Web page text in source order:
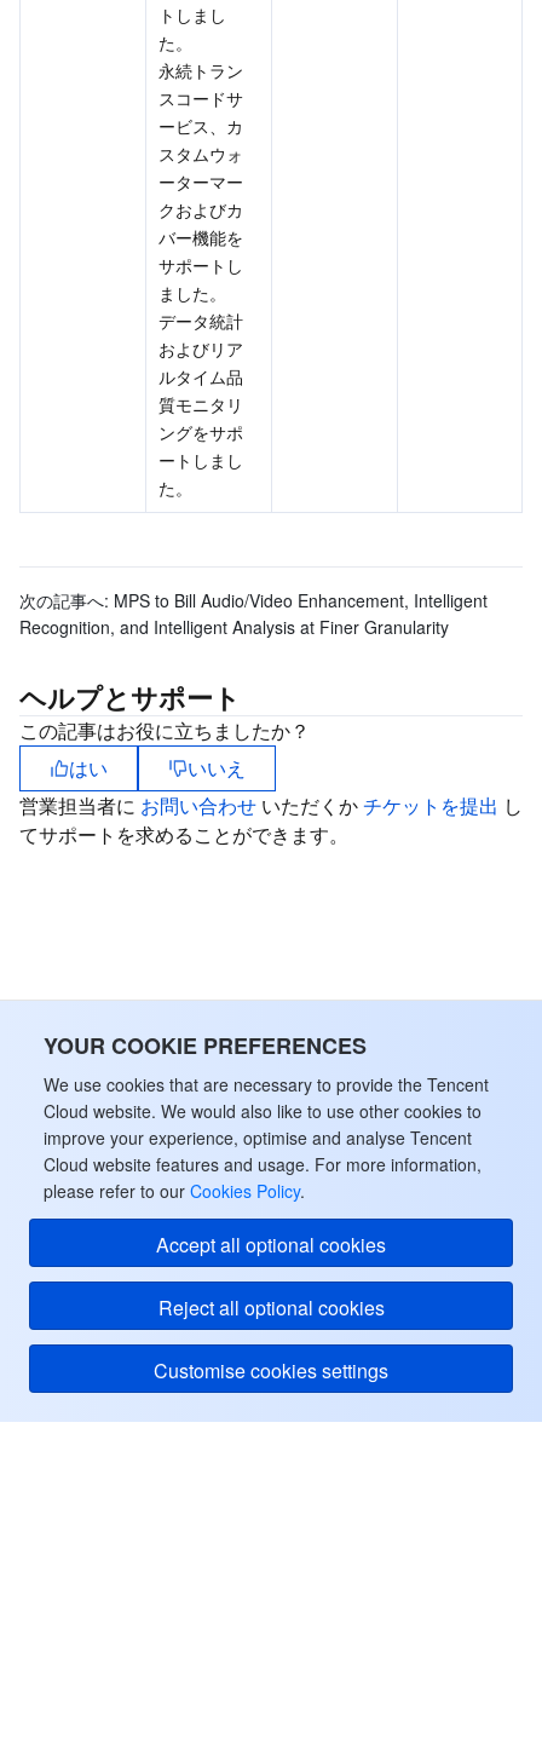
YOUR COOKIE PREFERENCES
We use cookies that are necessary to provide the Tencent
Cloud website. We would also like to use other cookies to
improve your experience, optimise and analyse Tencent
Cloud website features and usage. For more information,
please refer to our Cookies Policy.
Accept all optional cookies
Reject all optional cookies
Customise cookies settings
トしまし
た。
永続トラン
スコードサ
ービス、カ
スタムウォ
ーターマー
クおよびカ
バー機能を
サポートし
ました。
データ統計
およびリア
ルタイム品
質モニタリ
ングをサポ
ートしまし
た。
次の記事へ: MPS to Bill Audio/Video Enhancement, Intelligent
Recognition, and Intelligent Analysis at Finer Granularity
ヘルプとサポート
この記事はお役に立ちましたか？
はい
いいえ
営業担当者に お問い合わせ いただくかチケットを提出 し
てサポートを求めることができます。